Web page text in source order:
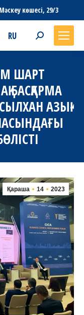
көшесі, 29/3
RU Search:
ШАРТ
БАСҚАРМА
АЗЫҚ-
Қараша 14 2023